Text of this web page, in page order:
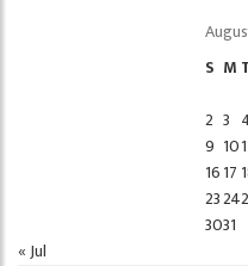
S M
2 3
9 10
1617
2324
3031
« Jul